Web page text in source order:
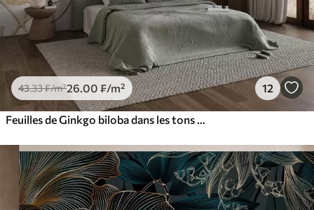
43.33₣/m²26 .00 ₣/m² 12